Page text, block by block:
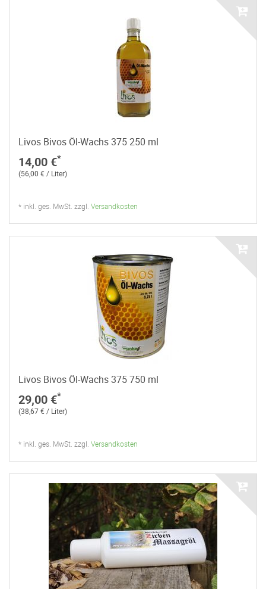
Livos Bivos Öl-Wachs 375 250 ml
14,00 €*
(56,00 € / Liter)
* inkl. ges. MwSt. zzgl. Versandkosten
Livos Bivos Öl-Wachs 375 750 ml
29,00 €*
(38,67 € / Liter)
* inkl. ges. MwSt. zzgl. Versandkosten